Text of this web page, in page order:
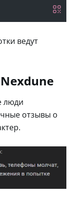
ведут
люди
отзывы о